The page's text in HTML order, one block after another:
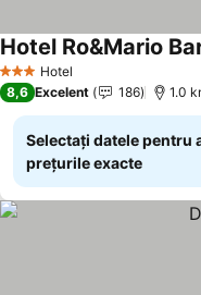
3 SteleHotel
Hotel Ro&Mario
8,6 Excelent 186 1.0
Selectați datele pentru
prețurile exacte